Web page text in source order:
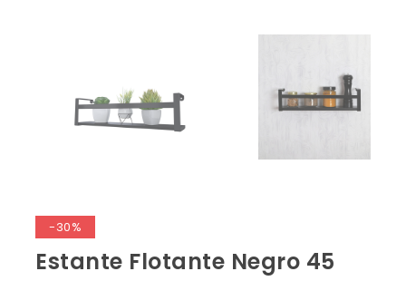
-30%
Estante Flotante Negro 45